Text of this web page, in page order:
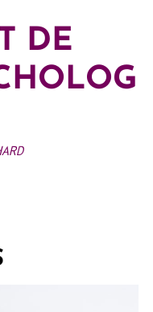
DE